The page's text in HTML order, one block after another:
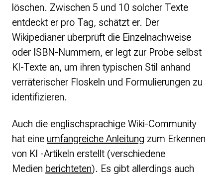
löschen. Zwischen 5 und 10 solcher Texte
entdeckt er pro Tag, schätzt er. Der
Wikipedianer überprüft die Einzelnachweise
oder ISBN-Nummern, er legt zur Probe selbst
KI-Texte an, um ihren typischen Stil anhand
verräterischer Floskeln und Formulierungen zu
identifizieren.
Auch die englischsprachige Wiki-Community
hat eine umfangreiche Anleitung zum Erkennen
von KI -Artikeln erstellt (verschiedene
Medien berichteten). Es gibt allerdings auch